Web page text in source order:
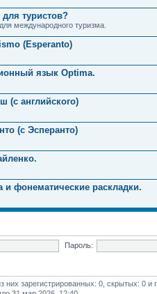
для туристов?
международного туризма.
(Esperanto)
язык Optima.
(с английского)
(с Эсперанто)
и фонематические раскладки.
Пароль:
них зарегистрированных: 0, скрытых: 0